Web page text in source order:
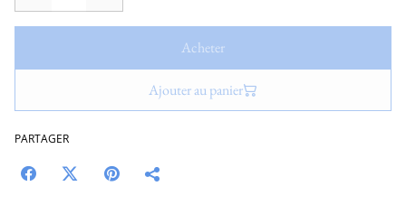
Acheter
Ajouter au panier
PARTAGER